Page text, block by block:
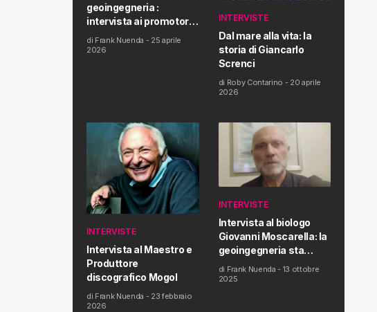
geoingegneria :
intervista ai promotori
della tematica e della
Proposta di Legge
di Frank Nuenda - 25 aprile
2026
INTERVISTE
Dal mare alla vita: la
storia di Giancarlo
Screnci
di Roby Contarino - 20 aprile
2026
INTERVISTE
Intervista al Maestro e
Produttore
discografico Mogol
di Frank Nuenda - 23 febbraio
2026
INTERVISTE
Intervista al biologo
Giovanni Moscarella: la
geoingegneria sta
modificando il clima e la
salute dell’uomo
di Frank Nuenda - 13 ottobre
2025